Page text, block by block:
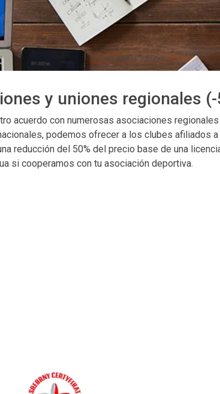
y uniones regionales (-
acuerdo con numerosas asociaciones
podemos ofrecer a los clubes afiliados a
reducción del 50% del precio base de una
si cooperamos con tu asociación deportiva.